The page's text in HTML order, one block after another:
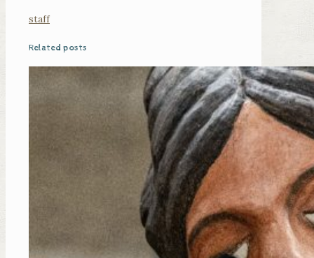
staff
Related posts